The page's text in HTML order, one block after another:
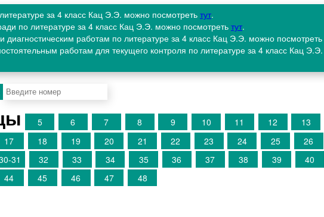
за 4 класс Кац Э.Э. можно посмотреть тут.
по литературе за 4 класс Кац Э.Э. можно посмотреть тут.
диагностическим работам по литературе за 4 класс Кац Э.Э. можно посмотреть
работам для текущего контроля по литературе за 4 класс Кац
5 6 7 8 9 10 11 12 13
17 18 19 20 21 22 23 24 25 26
31 32 33 34 35 36 37 38 39 40
44 45 46 47 48